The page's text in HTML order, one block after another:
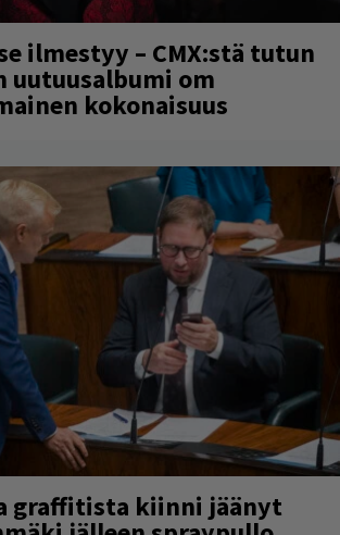
ilmestyy – CMX:stä tutun
uutuusalbumi om
kokonaisuus
graffitista kiinni jäänyt